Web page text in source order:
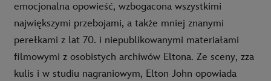
emocjonalna opowieść, wzbogacona wszystkimi
największymi przebojami, a także mniej znanymi
perełkami z lat 70. i niepublikowanymi materiałami
filmowymi z osobistych archiwów Eltona. Ze sceny, zza
kulis i w studiu nagraniowym, Elton John opowiada